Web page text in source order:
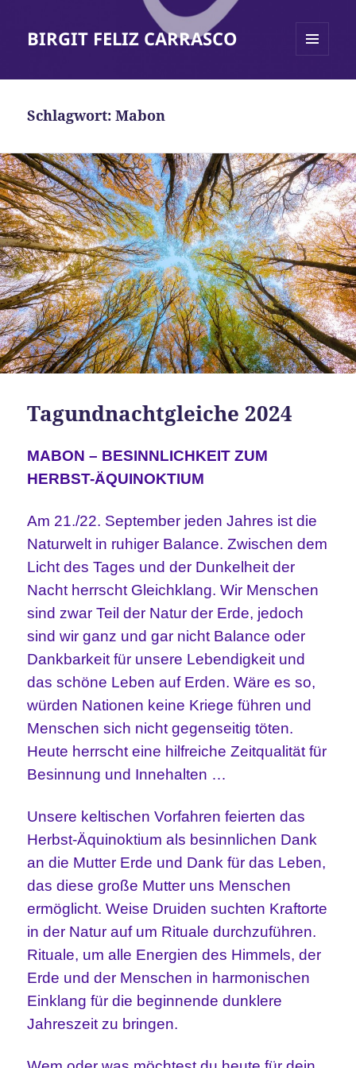
BIRGIT FELIZ CARRASCO
Schlagwort:Mabon
Tagundnachtgleiche 2024
MABON – BESINNLICHKEIT ZUM
HERBST-ÄQUINOKTIUM
Am 21./22. September jeden Jahres ist die
Naturwelt in ruhiger Balance. Zwischen dem
Licht des Tages und der Dunkelheit der
Nacht herrscht Gleichklang. Wir Menschen
sind zwar Teil der Natur der Erde, jedoch
sind wir ganz und gar nicht Balance oder
Dankbarkeit für unsere Lebendigkeit und
das schöne Leben auf Erden. Wäre es so,
würden Nationen keine Kriege führen und
Menschen sich nicht gegenseitig töten.
Heute herrscht eine hilfreiche Zeitqualität für
Besinnung und Innehalten …
Unsere keltischen Vorfahren feierten das
Herbst-Äquinoktium als besinnlichen Dank
an die Mutter Erde und Dank für das Leben,
das diese große Mutter uns Menschen
ermöglicht. Weise Druiden suchten Kraftorte
in der Natur auf um Rituale durchzuführen.
Rituale, um alle Energien des Himmels, der
Erde und der Menschen in harmonischen
Einklang für die beginnende dunklere
Jahreszeit zu bringen.